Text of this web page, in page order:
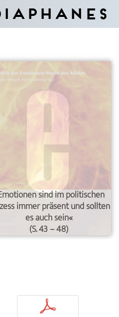
sind im politischen
immer präsent und sollten
es auch sein«
(S. 43 – 48)
p